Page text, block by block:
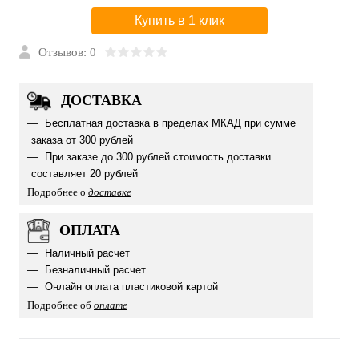
Купить в 1 клик
Отзывов: 0
ДОСТАВКА
Бесплатная доставка в пределах МКАД при сумме
заказа от 300 рублей
При заказе до 300 рублей стоимость доставки
составляет 20 рублей
Подробнее о доставке
ОПЛАТА
Наличный расчет
Безналичный расчет
Онлайн оплата пластиковой картой
Подробнее об оплате